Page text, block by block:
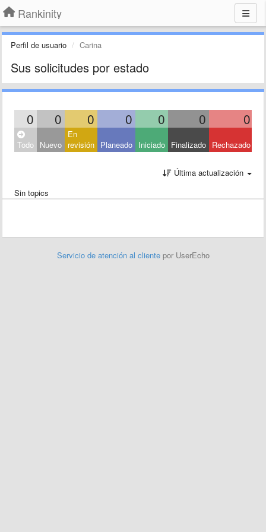
Rankinity
Perfil de usuario Carina
Sus solicitudes por estado
0 0 0 0 0 0 0
Todo Nuevo
En
revisión Planeado Iniciado Finalizado Rechazado
Última actualización
Sin topics
Servicio de atención al cliente por UserEcho